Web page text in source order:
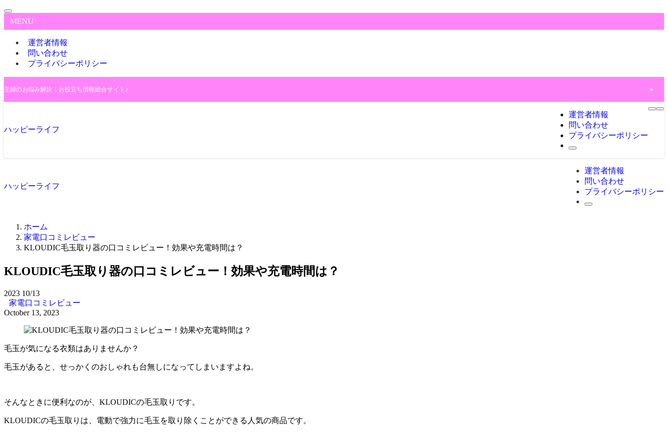
MENU
運営者情報
問い合わせ
プライバシーポリシー
主婦のお悩み解決！お役立ち情報総合サイト♪
ハッピーライフ
運営者情報
問い合わせ
プライバシーポリシー
ハッピーライフ
運営者情報
問い合わせ
プライバシーポリシー
ホーム
家電口コミレビュー
KLOUDIC毛玉取り器の口コミレビュー！効果や充電時間は？
KLOUDIC毛玉取り器の口コミレビュー！効果や充電時間は？
2023 10/13
家電口コミレビュー
October 13, 2023
毛玉が気になる衣類はありませんか？
毛玉があると、せっかくのおしゃれも台無しになってしまいますよね。
そんなときに便利なのが、KLOUDICの毛玉取りです。
KLOUDICの毛玉取りは、電動で強力に毛玉を取り除くことができる人気の商品です。